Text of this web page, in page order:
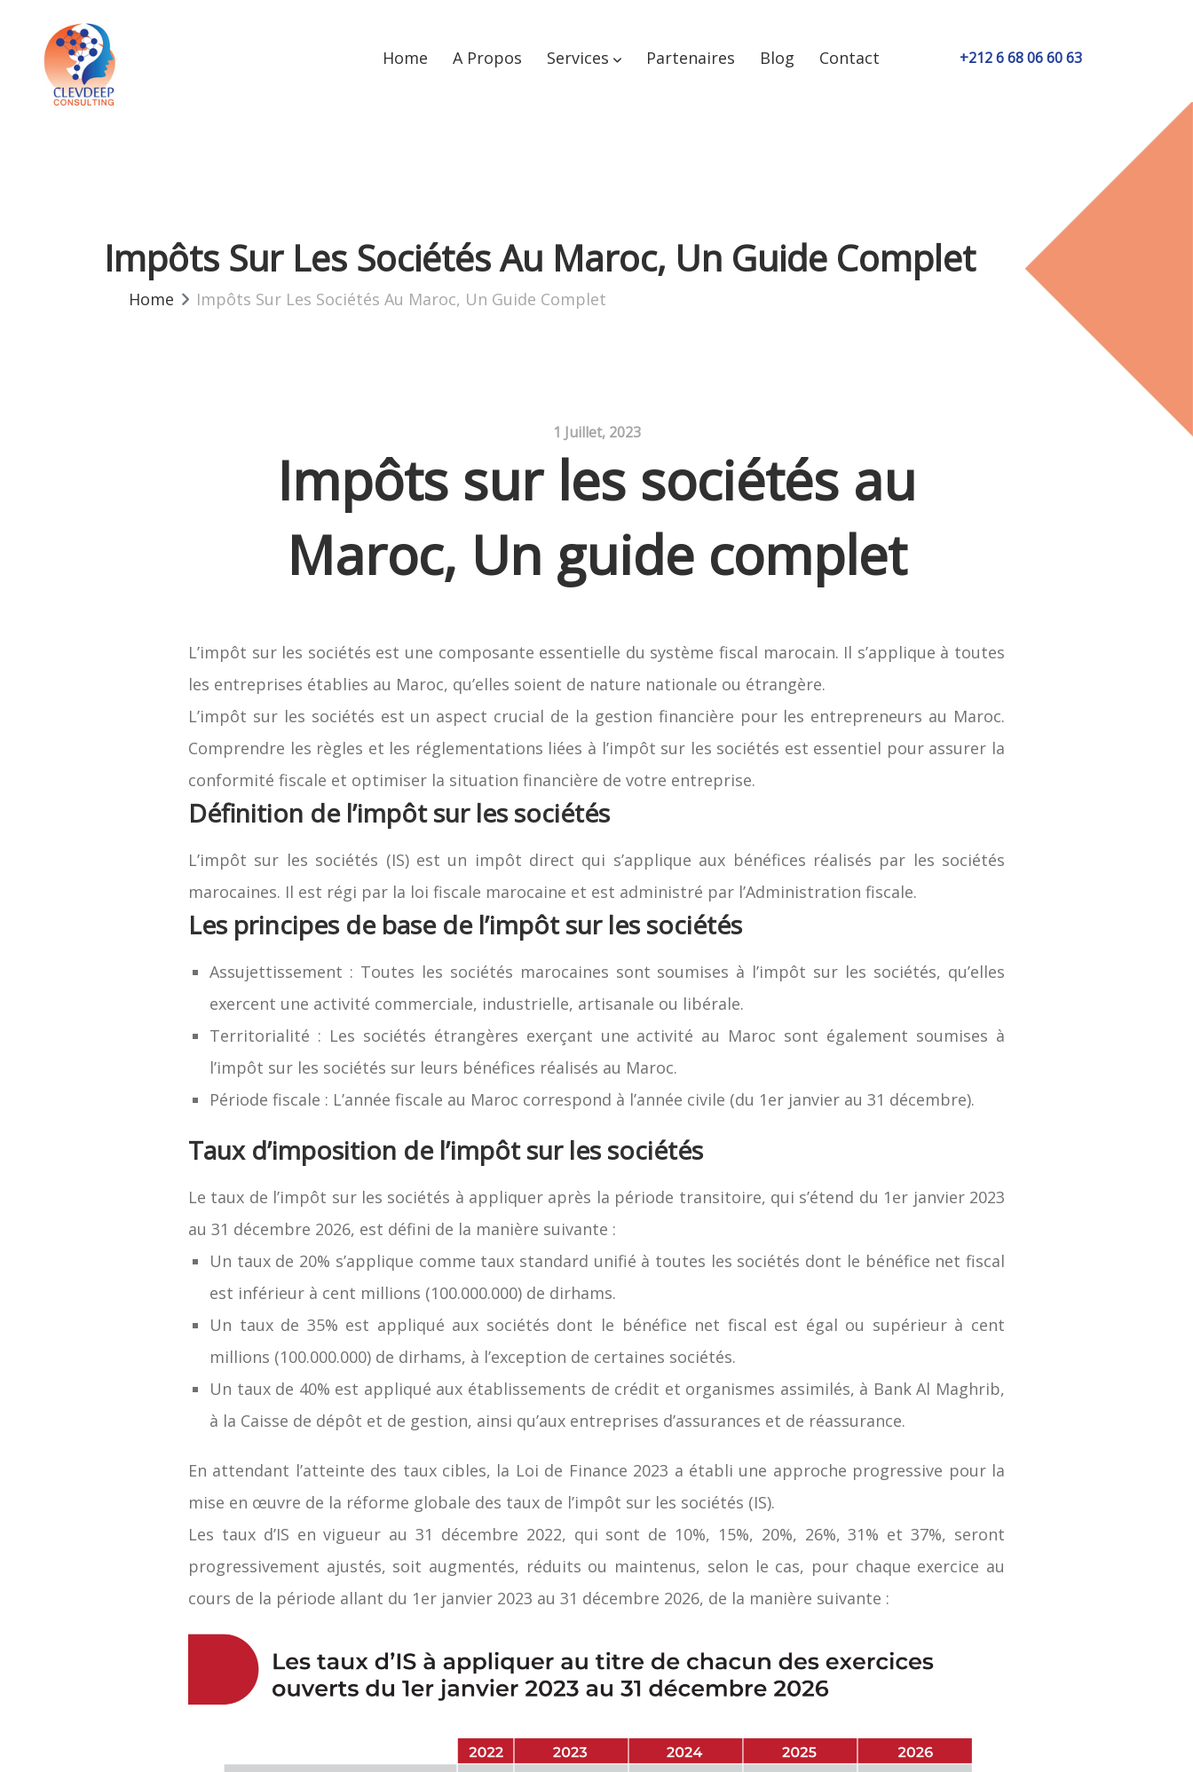
Home A Propos Services Partenaires Blog Contact +212 6 68 06 60 63
Impôts Sur Les Sociétés Au Maroc, Un Guide Complet
Home Impôts Sur Les Sociétés Au Maroc, Un Guide Complet
1 Juillet, 2023
Impôts sur les sociétés au
Maroc, Un guide complet
L’impôt sur les sociétés est une composante essentielle du système fiscal marocain. Il s’applique à toutes
les entreprises établies au Maroc, qu’elles soient de nature nationale ou étrangère.
L’impôt sur les sociétés est un aspect crucial de la gestion financière pour les entrepreneurs au Maroc.
Comprendre les règles et les réglementations liées à l’impôt sur les sociétés est essentiel pour assurer la
conformité fiscale et optimiser la situation financière de votre entreprise.
Définition de l’impôt sur les sociétés
L’impôt sur les sociétés (IS) est un impôt direct qui s’applique aux bénéfices réalisés par les sociétés
marocaines. Il est régi par la loi fiscale marocaine et est administré par l’Administration fiscale.
Les principes de base de l’impôt sur les sociétés
Assujettissement : Toutes les sociétés marocaines sont soumises à l’impôt sur les sociétés, qu’elles
exercent une activité commerciale, industrielle, artisanale ou libérale.
Territorialité : Les sociétés étrangères exerçant une activité au Maroc sont également soumises à
l’impôt sur les sociétés sur leurs bénéfices réalisés au Maroc.
Période fiscale : L’année fiscale au Maroc correspond à l’année civile (du 1er janvier au 31 décembre).
Taux d’imposition de l’impôt sur les sociétés
Le taux de l’impôt sur les sociétés à appliquer après la période transitoire, qui s’étend du 1er janvier 2023
au 31 décembre 2026, est défini de la manière suivante :
Un taux de 20% s’applique comme taux standard unifié à toutes les sociétés dont le bénéfice net fiscal
est inférieur à cent millions (100.000.000) de dirhams.
Un taux de 35% est appliqué aux sociétés dont le bénéfice net fiscal est égal ou supérieur à cent
millions (100.000.000) de dirhams, à l’exception de certaines sociétés.
Un taux de 40% est appliqué aux établissements de crédit et organismes assimilés, à Bank Al Maghrib,
à la Caisse de dépôt et de gestion, ainsi qu’aux entreprises d’assurances et de réassurance.
En attendant l’atteinte des taux cibles, la Loi de Finance 2023 a établi une approche progressive pour la
mise en œuvre de la réforme globale des taux de l’impôt sur les sociétés (IS).
Les taux d’IS en vigueur au 31 décembre 2022, qui sont de 10%, 15%, 20%, 26%, 31% et 37%, seront
progressivement ajustés, soit augmentés, réduits ou maintenus, selon le cas, pour chaque exercice au
cours de la période allant du 1er janvier 2023 au 31 décembre 2026, de la manière suivante :